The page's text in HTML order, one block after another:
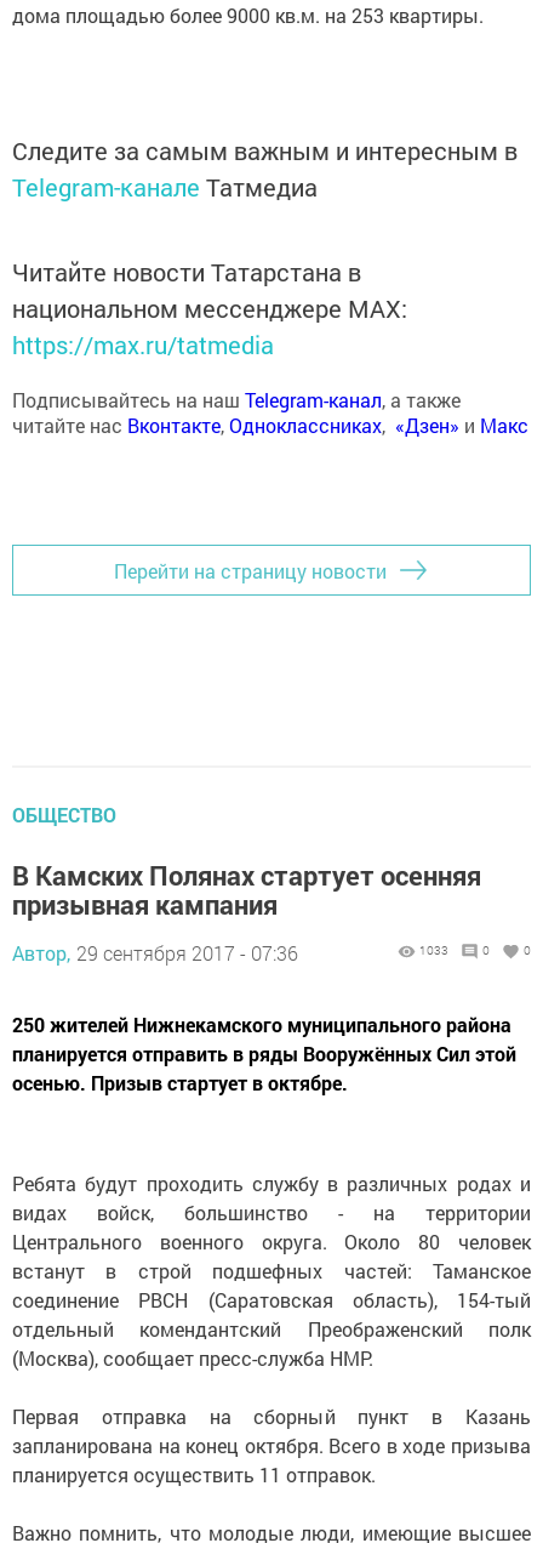
дома площадью более 9000 кв.м. на 253 квартиры.
Следите за самым важным и интересным в
Telegram-канале Татмедиа
Читайте новости Татарстана в
национальном мессенджере MАХ:
https://max.ru/tatmedia
Подписывайтесь на наш Telegram-канал, а также
читайте нас Вконтакте,Одноклассниках, «Дзен» и Макс
Перейти на страницу новости
ОБЩЕСТВО
В Камских Полянах стартует осенняя
призывная кампания
Автор, 29 сентября 2017 - 07:36 1033 0 0
250 жителей Нижнекамского муниципального района
планируется отправить в ряды Вооружённых Сил этой
осенью. Призыв стартует в октябре.
Ребята будут проходить службу в различных родах и
видах войск, большинство - на территории
Центрального военного округа. Около 80 человек
встанут в строй подшефных частей: Таманское
соединение РВСН (Саратовская область), 154-тый
отдельный комендантский Преображенский полк
(Москва), сообщает пресс-служба НМР.
Первая отправка на сборный пункт в Казань
запланирована на конец октября. Всего в ходе призыва
планируется осуществить 11 отправок.
Важно помнить, что молодые люди, имеющие высшее